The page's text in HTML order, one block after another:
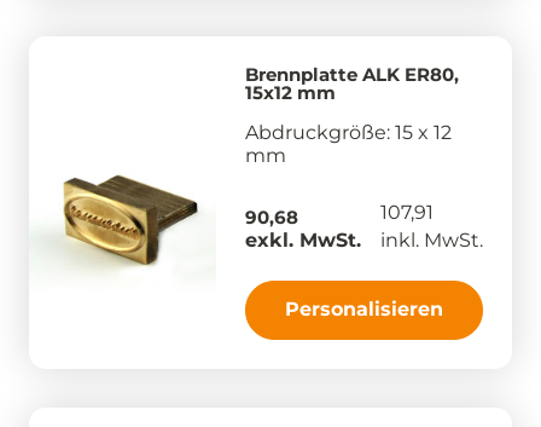
Brennplatte ALK ER80,
15x12 mm
Abdruckgröße: 15 x 12
mm
90,68
exkl. MwSt.
107,91
inkl. MwSt.
Personalisieren